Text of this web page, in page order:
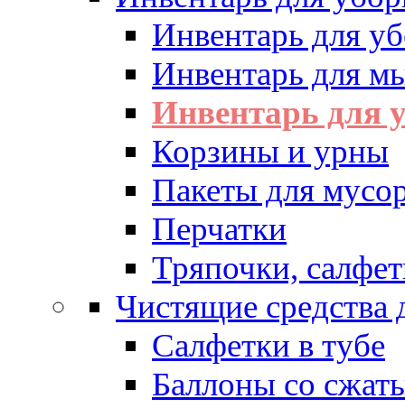
Инвентарь для
Инвентарь для
Инвентарь для
Корзины и урны
Пакеты для
Перчатки
Тряпочки,
Чистящие средства
Салфетки в тубе
Баллоны со